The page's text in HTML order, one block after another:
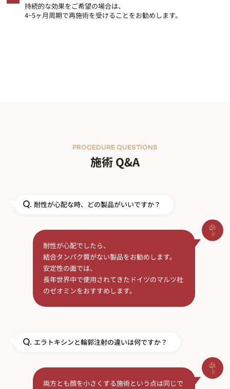
持続的な効果をご希望の場合は、
4~5ヶ月周期で再施術を受けることをお勧めします。
施術 Q&A
PROCEDURE QUESTIONS
Q. 耐性が心配な時、どの製品がいいですか？
耐性が心配でしたら、
結合タンパク質がない製品をお勧めします。
安定性の面では、
長年世界中で使用されてきたドイツのマルツ社
のゼオミンをおすすめします。
Q. エラトキシンと輪郭注射の違いは何ですか？
両方とも顔を小さくする施術という点は同じで